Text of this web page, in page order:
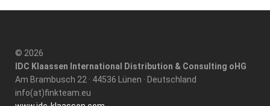
© 2026
IDC Klaassen International Distribution & Consulting oHG
Am Brambusch 22 · 44536 Lünen · Deutschland
info(at)finkteam.eu